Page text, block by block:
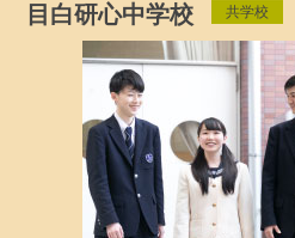
目白研心中学校 共学校